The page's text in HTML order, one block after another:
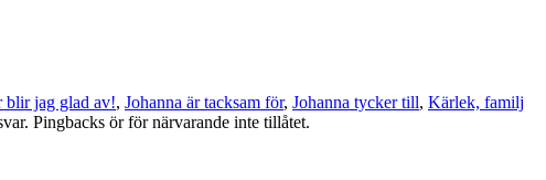
blir jag glad av!, Johanna är tacksam för, Johanna tycker till, Kärlek, familj
Pingbacks ör för närvarande inte tillåtet.